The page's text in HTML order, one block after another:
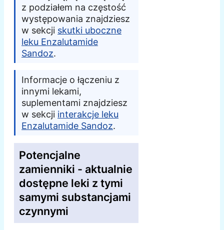
z podziałem na częstość
występowania znajdziesz
w sekcji skutki uboczne
leku Enzalutamide
Sandoz.
Informacje o łączeniu z
innymi lekami,
suplementami znajdziesz
w sekcji interakcje leku
Enzalutamide Sandoz.
Potencjalne
zamienniki - aktualnie
dostępne leki z tymi
samymi substancjami
czynnymi